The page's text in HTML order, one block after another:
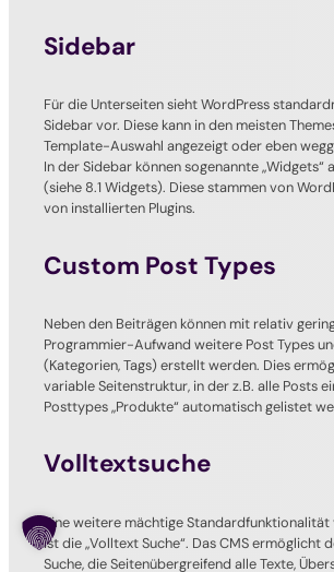
Sidebar
Für die Unterseiten sieht WordPress
Sidebar vor. Diese kann in den meisten
Template-Auswahl angezeigt oder eben
In der Sidebar können sogenannte „Widgets“
(siehe 8.1 Widgets). Diese stammen von
von installierten Plugins.
Custom Post Types
Neben den Beiträgen können mit relativ
Programmier-Aufwand weitere Post Types
(Kategorien, Tags) erstellt werden. Dies
variable Seitenstruktur, in der z.B. alle Posts
Posttypes „Produkte“ automatisch gelistet
Volltextsuche
Eine weitere mächtige Standardfunktionalität
ist die „Volltext Suche“. Das CMS ermöglicht
Suche, die Seitenübergreifend alle Texte,